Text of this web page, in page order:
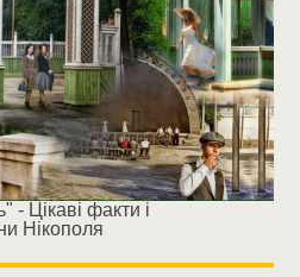
- Цікаві факти і
Нікополя